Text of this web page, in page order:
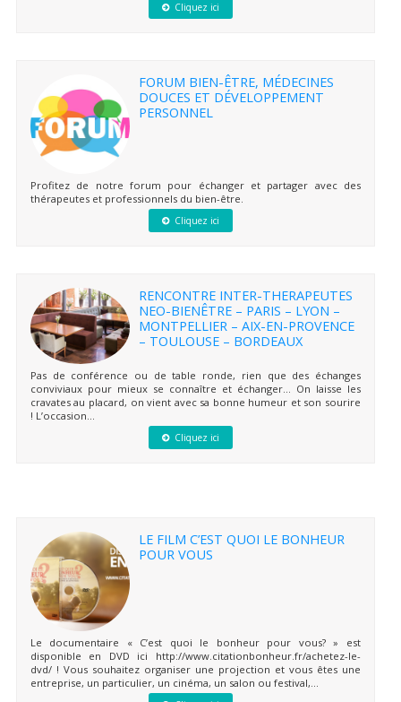
Cliquez ici
FORUM BIEN-ÊTRE, MÉDECINES
DOUCES ET DÉVELOPPEMENT
PERSONNEL
Profitez de notre forum pour échanger et partager avec des
thérapeutes et professionnels du bien-être.
Cliquez ici
RENCONTRE INTER-THERAPEUTES
NEO-BIENÊTRE – PARIS – LYON –
MONTPELLIER – AIX-EN-PROVENCE
– TOULOUSE – BORDEAUX
Pas de conférence ou de table ronde, rien que des échanges
conviviaux pour mieux se connaître et échanger… On laisse les
cravates au placard, on vient avec sa bonne humeur et son sourire
! L’occasion...
Cliquez ici
LE FILM C’EST QUOI LE BONHEUR
POUR VOUS
Le documentaire « C’est quoi le bonheur pour vous? » est
disponible en DVD ici http://www.citationbonheur.fr/achetez-le-
dvd/ ! Vous souhaitez organiser une projection et vous êtes une
entreprise, un particulier, un cinéma, un salon ou festival,...